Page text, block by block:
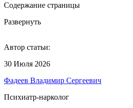
Содержание страницы
Развернуть
Автор статьи:
30 Июля 2026
Фадеев Владимир Сергеевич
Психиатр-нарколог